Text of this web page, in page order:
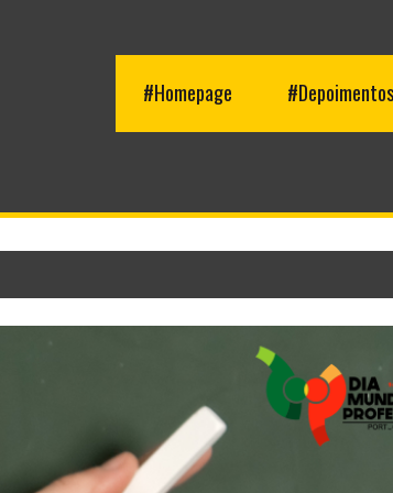
#Homepage #Depoimentos